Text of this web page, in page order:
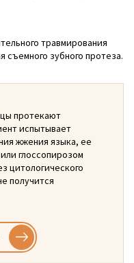
травмирования
съемного зубного протеза.
протекают
испытывает
жжения языка, ее
глоссопирозом
цитологического
получится